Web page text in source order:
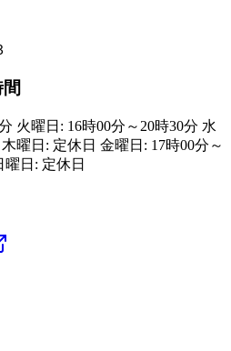
火曜日: 16時00分～20時30分 水
曜日: 定休日 金曜日: 17時00分～
曜日: 定休日